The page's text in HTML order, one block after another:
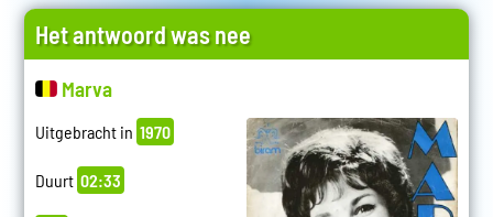
Het antwoord was nee
Marva
Uitgebracht in 1970
Duurt 02:33